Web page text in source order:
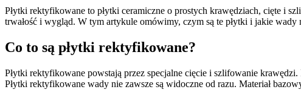
Płytki rektyfikowane to płytki ceramiczne o prostych krawędziach, cięte i
trwałość i wygląd. W tym artykule omówimy, czym są te płytki i jakie wady
Co to są płytki rektyfikowane?
Płytki rektyfikowane powstają przez specjalne cięcie i szlifowanie
Płytki rektyfikowane wady nie zawsze są widoczne od razu. Materiał